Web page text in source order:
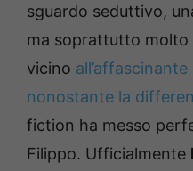
sguardo seduttivo,
ma soprattutto
vicino
nonostante la
fiction ha messo
Filippo. Ufficialmente